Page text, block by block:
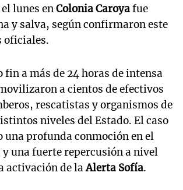
lunes enColonia Caroyafue
y salva, según confirmaron este
oficiales.
fin a más de 24 horas de intensa
a cientos de efectivos
rescatistas y organismos de
niveles del Estado. El caso
una profunda conmoción en el
y una fuerte repercusión a nivel
activación de laAlerta Sofía.